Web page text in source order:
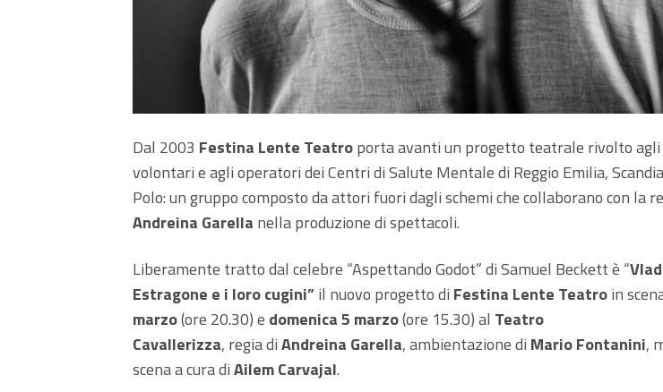
Dal 2003 Festina Lente Teatroporta avanti un progetto teatrale rivolto agli
volontari e agli operatori dei Centri di Salute Mentale di Reggio Emilia,
Polo: un gruppo composto da attori fuori dagli schemi che collaborano con la
Andreina Garella nella produzione di spettacoli.
Liberamente tratto dal celebre “Aspettando Godot” di Samuel Beckett è “
Estragone e i loro cugini”il nuovo progetto di Festina Lente Teatroin
marzo(ore 20.30) e domenica 5 marzo(ore 15.30) al Teatro
Cavallerizza, regiadiAndreina Garella, ambientazione di Mario Fontanini,
scena a cura diAilem Carvajal.